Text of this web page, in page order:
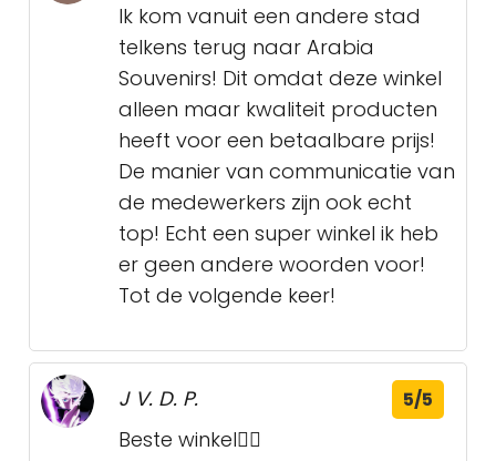
Ik kom vanuit een andere stad
telkens terug naar Arabia
Souvenirs! Dit omdat deze winkel
alleen maar kwaliteit producten
heeft voor een betaalbare prijs!
De manier van communicatie van
de medewerkers zijn ook echt
top! Echt een super winkel ik heb
er geen andere woorden voor!
Tot de volgende keer!
J V. D. P. 5/5
Beste winkel👍🏽